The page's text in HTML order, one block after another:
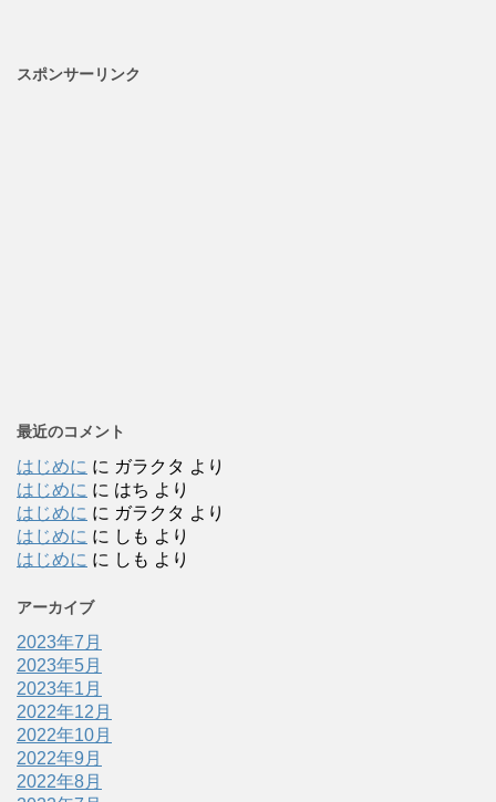
スポンサーリンク
最近のコメント
はじめに に ガラクタ より
はじめに に はち より
はじめに に ガラクタ より
はじめに に しも より
はじめに に しも より
アーカイブ
2023年7月
2023年5月
2023年1月
2022年12月
2022年10月
2022年9月
2022年8月